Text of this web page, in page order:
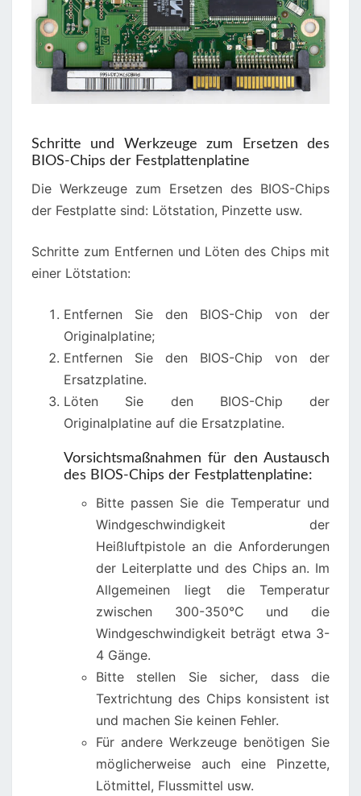
Schritte und Werkzeuge zum Ersetzen des
BIOS-Chips der Festplattenplatine
Die Werkzeuge zum Ersetzen des BIOS-Chips
der Festplatte sind: Lötstation, Pinzette usw.
Schritte zum Entfernen und Löten des Chips mit
einer Lötstation:
Entfernen Sie den BIOS-Chip von der
Originalplatine;
Entfernen Sie den BIOS-Chip von der
Ersatzplatine.
Löten Sie den BIOS-Chip der
Originalplatine auf die Ersatzplatine.
Vorsichtsmaßnahmen für den Austausch
des BIOS-Chips der Festplattenplatine:
Bitte passen Sie die Temperatur und
Windgeschwindigkeit der
Heißluftpistole an die Anforderungen
der Leiterplatte und des Chips an. Im
Allgemeinen liegt die Temperatur
zwischen 300-350°C und die
Windgeschwindigkeit beträgt etwa 3-
4 Gänge.
Bitte stellen Sie sicher, dass die
Textrichtung des Chips konsistent ist
und machen Sie keinen Fehler.
Für andere Werkzeuge benötigen Sie
möglicherweise auch eine Pinzette,
Lötmittel, Flussmittel usw.